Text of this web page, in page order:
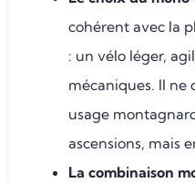
cohérent avec la
: un vélo léger,
mécaniques. Il ne
usage
ascensions, mais
La combinaison